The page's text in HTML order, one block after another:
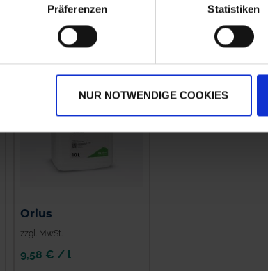
Präferenzen Statistiken
NUR NOTWENDIGE COOKIES
Orius
zzgl. MwSt.
9,58 € / l